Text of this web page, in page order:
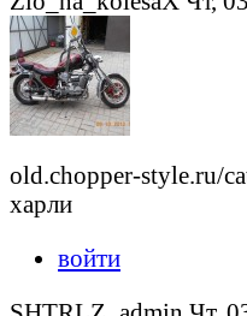
old.chopper-style.ru/
харли
войти